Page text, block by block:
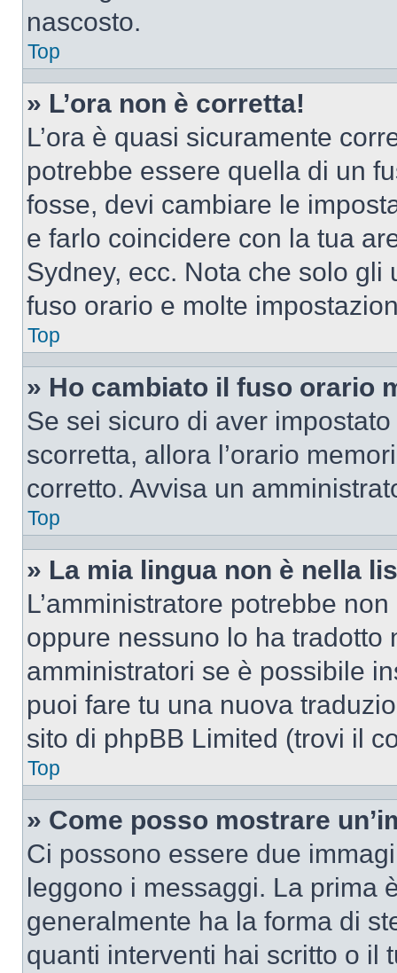
nascosto.
Top
» L’ora non è corretta!
L’ora è quasi sicuramente
potrebbe essere quella di un
fosse, devi cambiare le
e farlo coincidere con la tua
Sydney, ecc. Nota che solo
fuso orario e molte
Top
» Ho cambiato il fuso orario
Se sei sicuro di aver
scorretta, allora l’orario
corretto. Avvisa un
Top
» La mia lingua non è nella
L’amministratore potrebbe
oppure nessuno lo ha
amministratori se è possibile
puoi fare tu una nuova
sito di phpBB Limited (trovi il
Top
» Come posso mostrare
Ci possono essere due
leggono i messaggi. La prima
generalmente ha la forma di
quanti interventi hai scritto o il